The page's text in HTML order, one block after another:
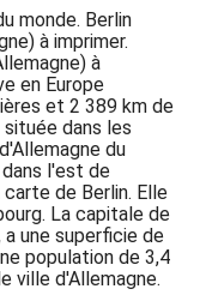
monde. Berlin
à imprimer.
à
en Europe
et 2 389 km de
dans les
du
dans l'est de
de Berlin. Elle
La capitale de
a une superficie de
population de 3,4
ville d'Allemagne.